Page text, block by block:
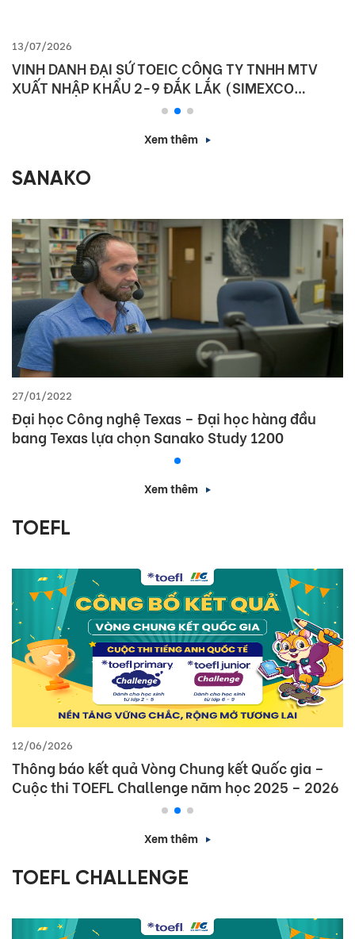
13/07/2026
VINH DANH ĐẠI SỨ TOEIC CÔNG TY TNHH MTV
XUẤT NHẬP KHẨU 2-9 ĐẮK LẮK (SIMEXCO
Xem thêm
SANAKO
27/01/2022
Đại học Công nghệ Texas – Đại học hàng đầu
bang Texas lựa chọn Sanako Study 1200
Xem thêm
TOEFL
12/06/2026
Thông báo kết quả Vòng Chung kết Quốc gia –
Cuộc thi TOEFL Challenge năm học 2025 – 2026
Xem thêm
TOEFL CHALLENGE